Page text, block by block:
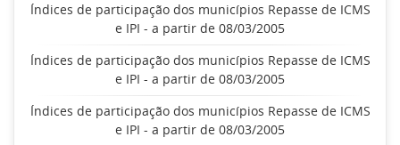
Índices de participação dos municípios Repasse de ICMS
e IPI - a partir de 08/03/2005
Índices de participação dos municípios Repasse de ICMS
e IPI - a partir de 08/03/2005
Índices de participação dos municípios Repasse de ICMS
e IPI - a partir de 08/03/2005